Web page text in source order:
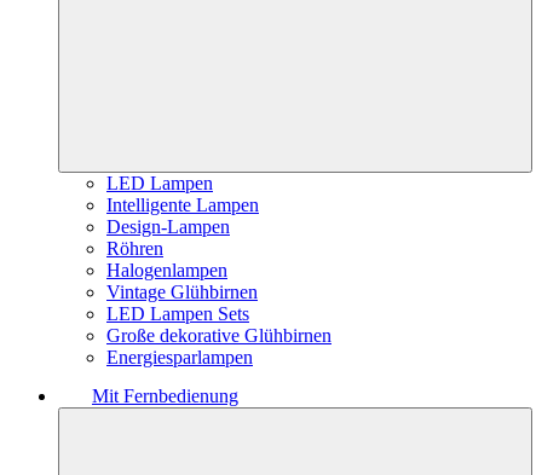
LED Lampen
Intelligente Lampen
Design-Lampen
Röhren
Halogenlampen
Vintage Glühbirnen
LED Lampen Sets
Große dekorative Glühbirnen
Energiesparlampen
Mit Fernbedienung